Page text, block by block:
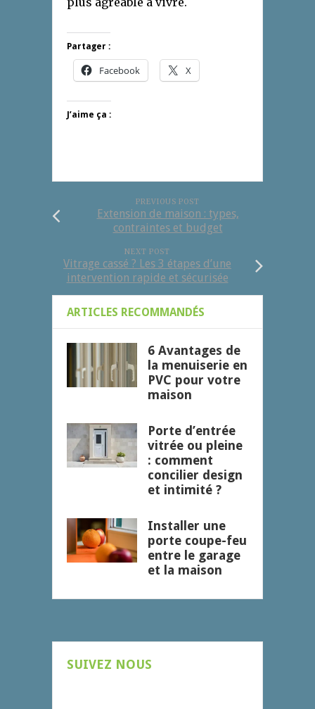
Partager :
Facebook X
J’aime ça :
PREVIOUS POST
Extension de maison : types,
contraintes et budget
NEXT POST
Vitrage cassé ? Les 3 étapes d’une
intervention rapide et sécurisée
ARTICLES RECOMMANDÉS
6 Avantages de
la menuiserie en
PVC pour votre
maison
Porte d’entrée
vitrée ou pleine
: comment
concilier design
et intimité ?
Installer une
porte coupe-feu
entre le garage
et la maison
SUIVEZ NOUS